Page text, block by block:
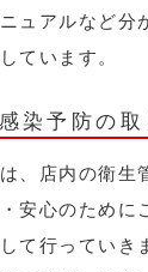
ュアルなど分
ています。
感染予防の取
、店内の衛生
安心のために
て行っていき